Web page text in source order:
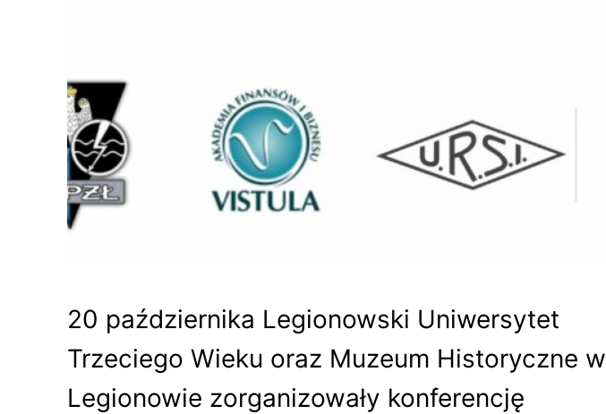
20 października Legionowski Uniwersytet
Trzeciego Wieku oraz Muzeum Historyczne w
Legionowie zorganizowały konferencję